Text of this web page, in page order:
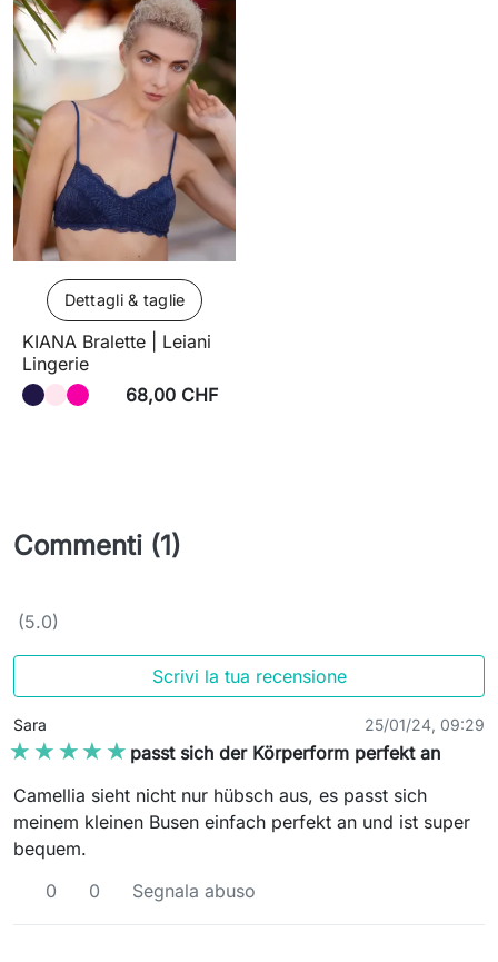
Dettagli & taglie
KIANA Bralette | Leiani
Lingerie
68,00 CHF
Commenti (1)
(5.0)
Scrivi la tua recensione
Sara 25/01/24, 09:29
★★★★★
★★★★★ passt sich der Körperform perfekt an
Camellia sieht nicht nur hübsch aus, es passt sich
meinem kleinen Busen einfach perfekt an und ist super
bequem.
0
0 Segnala abuso